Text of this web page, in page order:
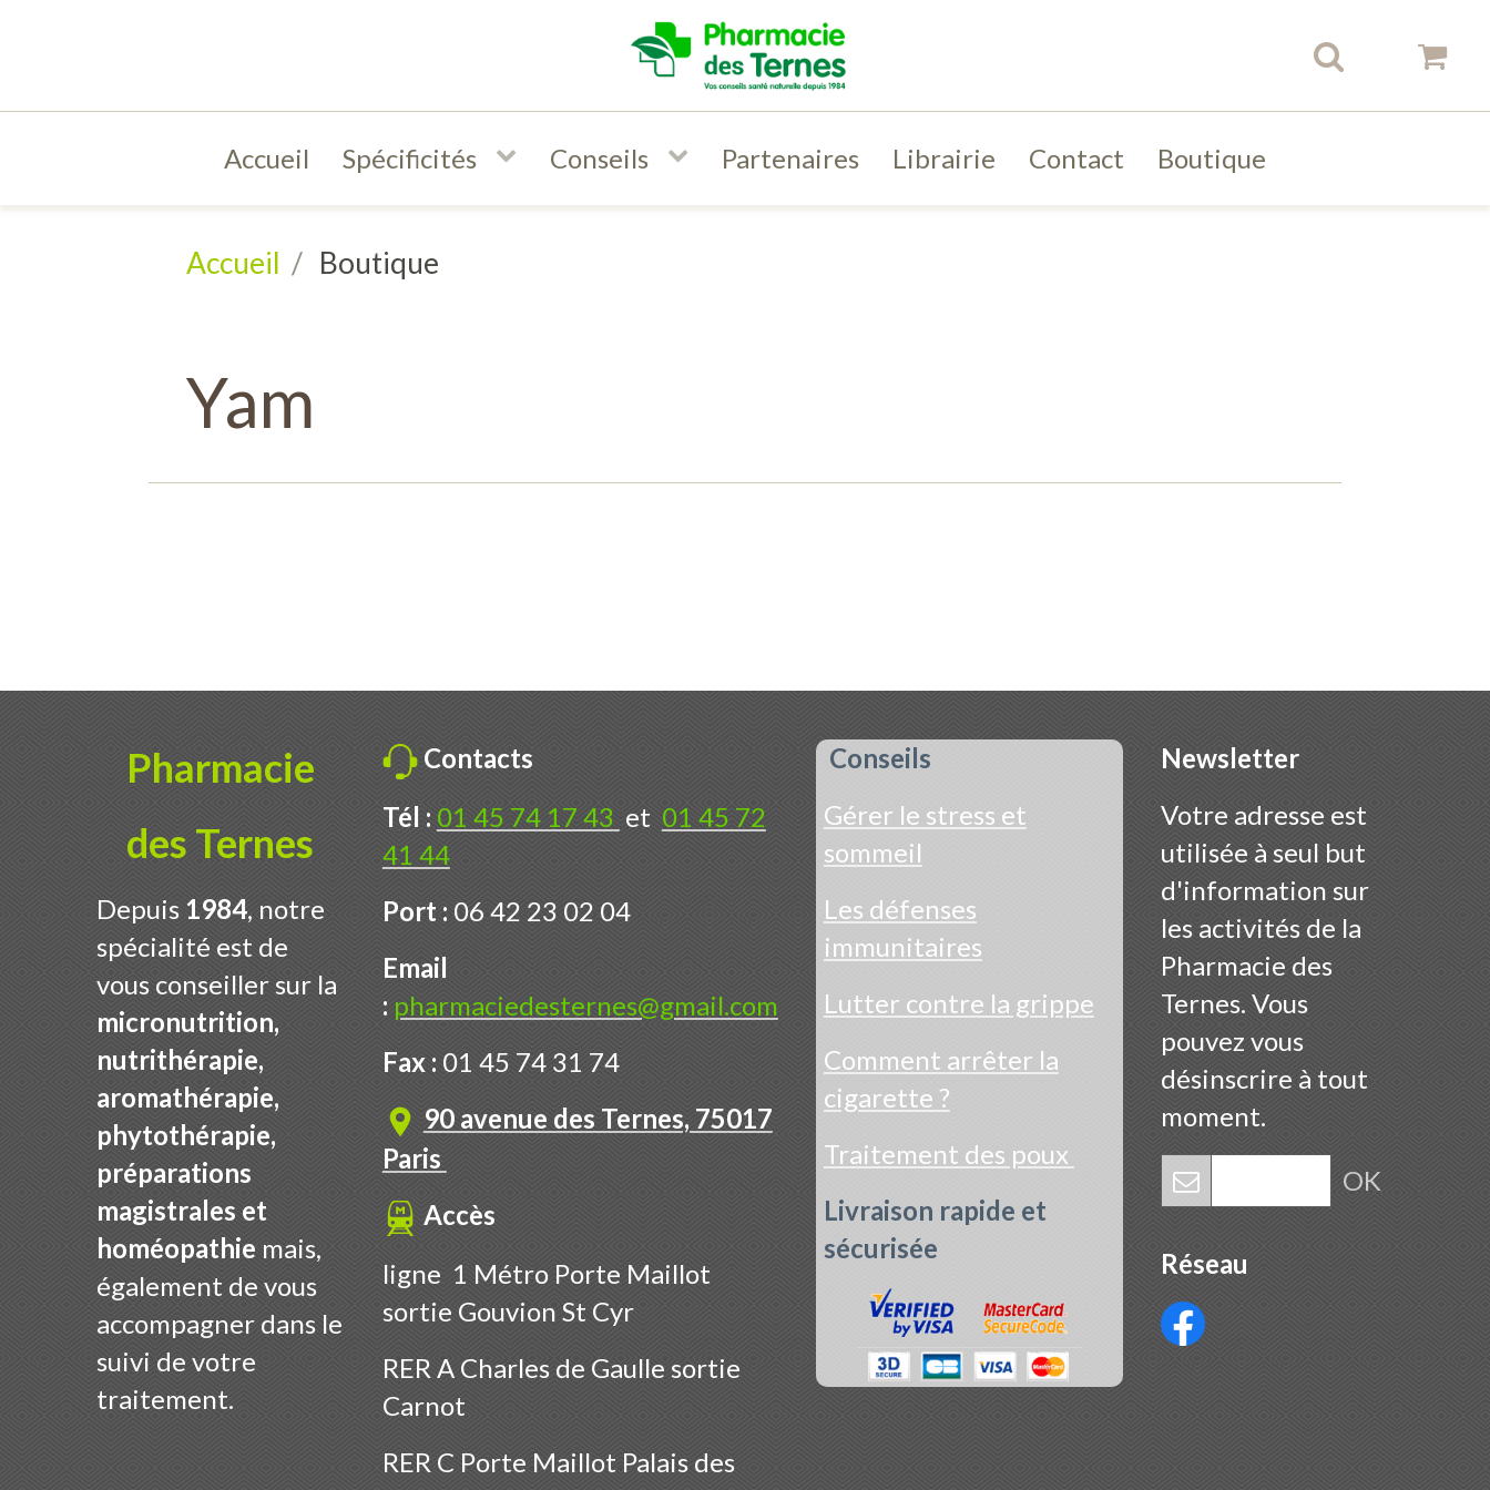
Accueil Spécificités Conseils Partenaires Librairie Contact Boutique
Accueil Boutique
Yam
Pharmacie
des Ternes
Depuis 1984, notre
spécialité est de
vous conseiller sur la
micronutrition,
nutrithérapie,
aromathérapie,
phytothérapie,
préparations
magistrales et
homéopathie mais,
également de vous
accompagner dans le
suivi de votre
traitement.
Contacts
Tél : 01 45 74 17 43 et 01 45 72
41 44
Port : 06 42 23 02 04
Email
: pharmaciedesternes@gmail.com
Fax : 01 45 74 31 74
90 avenue des Ternes, 75017
Paris
Accès
ligne 1 Métro Porte Maillot
sortie Gouvion St Cyr
RER A Charles de Gaulle sortie
Carnot
RER C Porte Maillot Palais des
Conseils
Gérer le stress et
sommeil
Les défenses
immunitaires
Lutter contre la grippe
Comment arrêter la
cigarette ?
Traitement des poux
Livraison rapide et
sécurisée
Newsletter
Votre adresse est
utilisée à seul but
d'information sur
les activités de la
Pharmacie des
Ternes. Vous
pouvez vous
désinscrire à tout
moment.
OK
Réseau